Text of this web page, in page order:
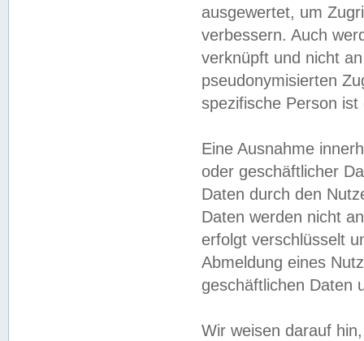
ausgewertet, um
verbessern. Auch
verknüpft und nicht
pseudonymisierten
spezifische Person
Eine Ausnahme
oder geschäftlicher
Daten durch den
Daten werden nicht
erfolgt verschlüsselt
Abmeldung eines
geschäftlichen Daten
Wir weisen darauf